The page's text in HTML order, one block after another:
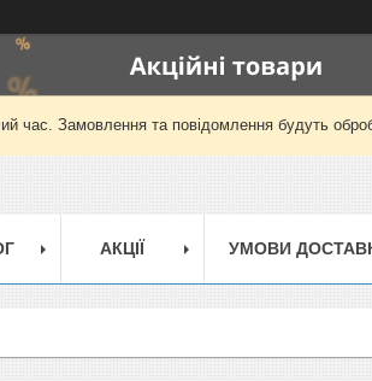
час. Замовлення та повідомлення будуть
АКЦІЇ УМОВИ